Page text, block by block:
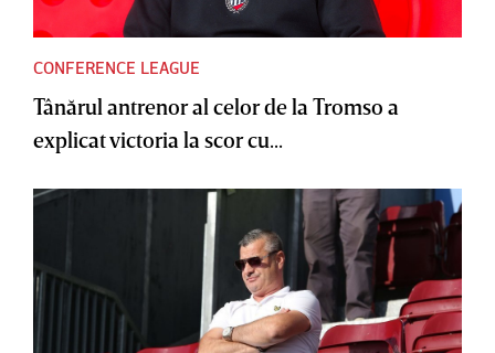
CONFERENCE LEAGUE
Tânărul antrenor al celor de la Tromso a
explicat victoria la scor cu...